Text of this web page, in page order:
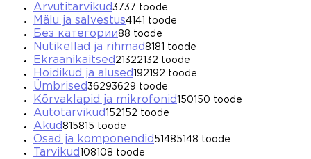
Arvutitarvikud3737 toode
Mälu ja salvestus41 41 toode
Без категории88 toode
Nutikellad ja rihmad 81 81 toode
Ekraanikaitsed 21322132 toode
Hoidikud ja alused 192 192 toode
Ümbrised36293629 toode
Kõrvaklapid ja mikrofonid 150 150 toode
Autotarvikud 152 152 toode
Akud 815815 toode
Osad ja komponendid 51485148 toode
Tarvikud 108 108 toode